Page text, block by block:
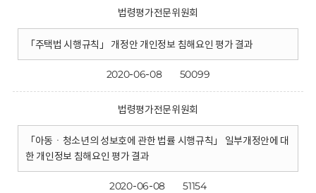
법령평가전문위원회
「주택법 시행규칙」 개정안 개인정보 침해요인 평가 결과
2020-06-08 50099
법령평가전문위원회
「아동ㆍ청소년의 성보호에 관한 법률 시행규칙」 일부개정안에 대
한 개인정보 침해요인 평가 결과
2020-06-08 51154